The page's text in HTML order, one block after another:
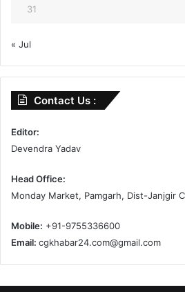
31
« Jul
Contact Us :
Editor:
Devendra Yadav
Head Office:
Monday Market, Pamgarh, Dist-Janjgir
Mobile: +91-9755336600
Email: cgkhabar24.com@gmail.com